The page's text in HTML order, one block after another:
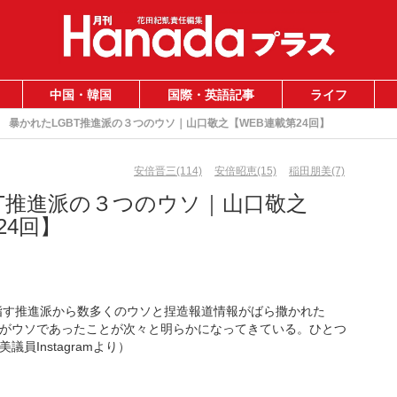
中国・韓国 国際・英語記事 ライフ
暴かれたLGBT推進派の３つのウソ｜山口敬之【WEB連載第24回】
安倍晋三(114) 安倍昭恵(15) 稲田朋美(7)
進派の３つのウソ｜山口敬之
回】
推進派から数多くのウソと捏造報道情報がばら撒かれた
ソであったことが次々と明らかになってきている。ひとつ
議員Instagramより）